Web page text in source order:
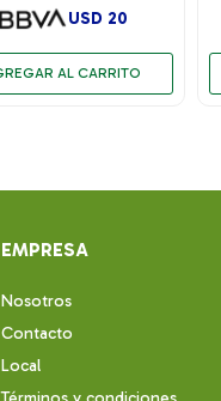
USD 20
EMPRESA
Nosotros
Contacto
Local